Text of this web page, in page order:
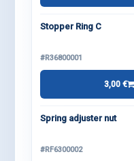
Stopper Ring C
#R36800001
3,00 €
Spring adjuster nut
#RF6300002